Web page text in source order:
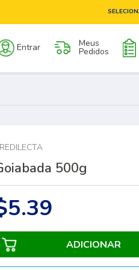
Entrar Meus
Pedidos
500g